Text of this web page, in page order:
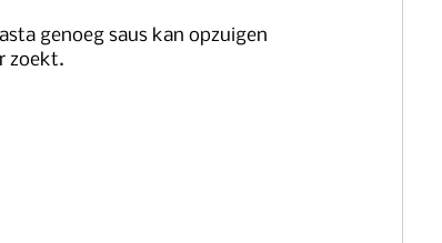
genoeg saus kan opzuigen
zoekt.